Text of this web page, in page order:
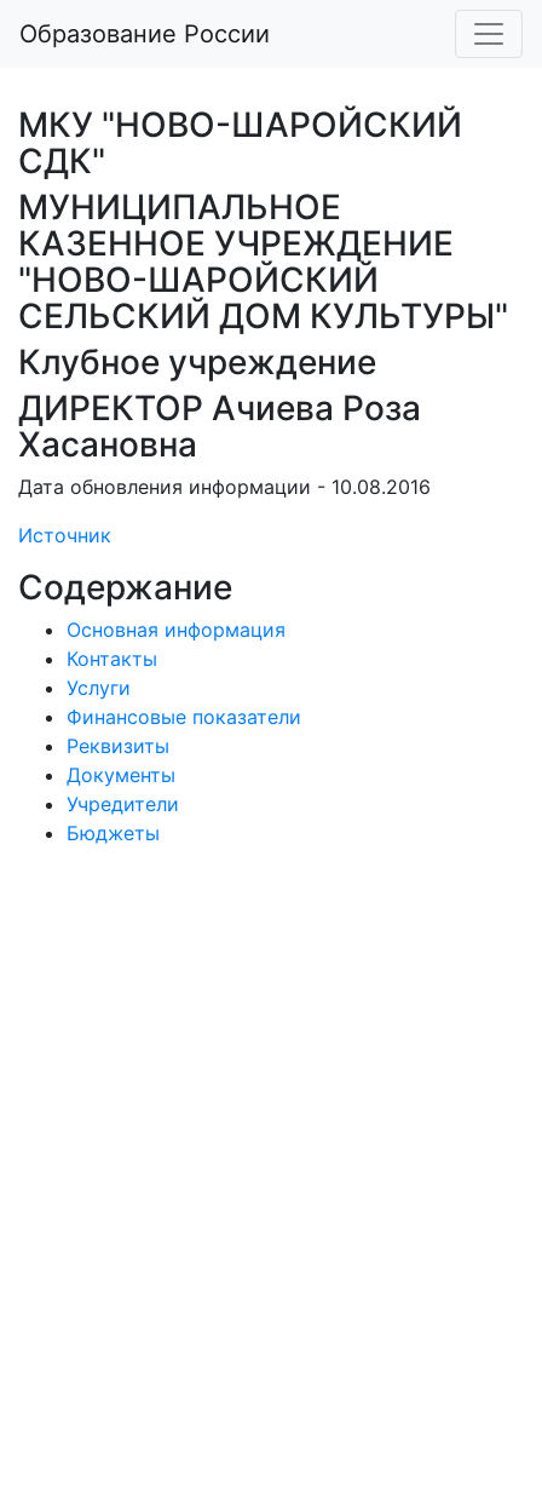
Образование России
МКУ "НОВО-ШАРОЙСКИЙ
СДК"
МУНИЦИПАЛЬНОЕ
КАЗЕННОЕ УЧРЕЖДЕНИЕ
"НОВО-ШАРОЙСКИЙ
СЕЛЬСКИЙ ДОМ КУЛЬТУРЫ"
Клубное учреждение
ДИРЕКТОР Ачиева Роза
Хасановна
Дата обновления информации - 10.08.2016
Источник
Содержание
Основная информация
Контакты
Услуги
Финансовые показатели
Реквизиты
Документы
Учредители
Бюджеты